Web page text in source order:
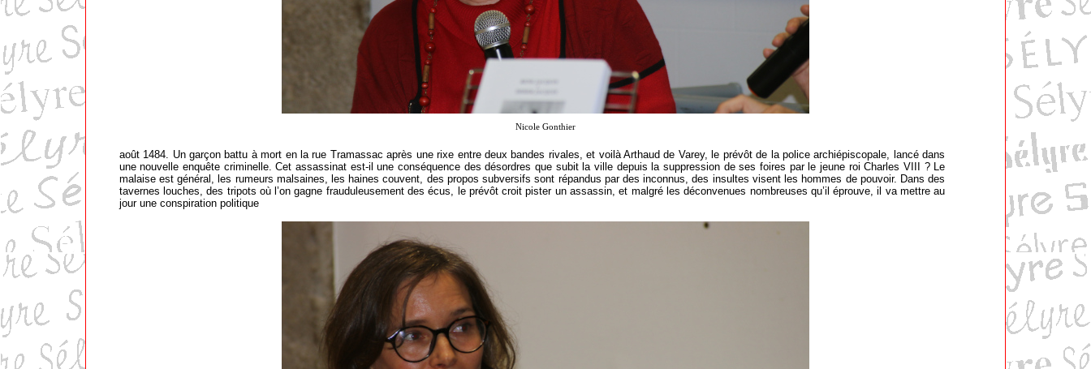
Nicole Gonthier
août 1484. Un garçon battu à mort en la rue Tramassac après une rixe entre deux bandes rivales, et voilà Arthaud de Varey, le prévôt de la police archiépiscopale, lancé dans
une nouvelle enquête criminelle. Cet assassinat est-il une conséquence des désordres que subit la ville depuis la suppression de ses foires par le jeune roi Charles VIII ? Le
malaise est général, les rumeurs malsaines, les haines couvent, des propos subversifs sont répandus par des inconnus, des insultes visent les hommes de pouvoir. Dans des
tavernes louches, des tripots où l’on gagne frauduleusement des écus, le prévôt croit pister un assassin, et malgré les déconvenues nombreuses qu’il éprouve, il va mettre au
jour une conspiration politique